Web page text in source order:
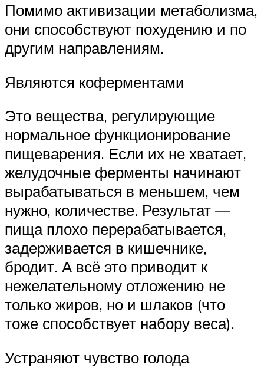
Помимо активизации метаболизма,
они способствуют похудению и по
другим направлениям.
Являются коферментами
Это вещества, регулирующие
нормальное функционирование
пищеварения. Если их не хватает,
желудочные ферменты начинают
вырабатываться в меньшем, чем
нужно, количестве. Результат —
пища плохо перерабатывается,
задерживается в кишечнике,
бродит. А всё это приводит к
нежелательному отложению не
только жиров, но и шлаков (что
тоже способствует набору веса).
Устраняют чувство голода